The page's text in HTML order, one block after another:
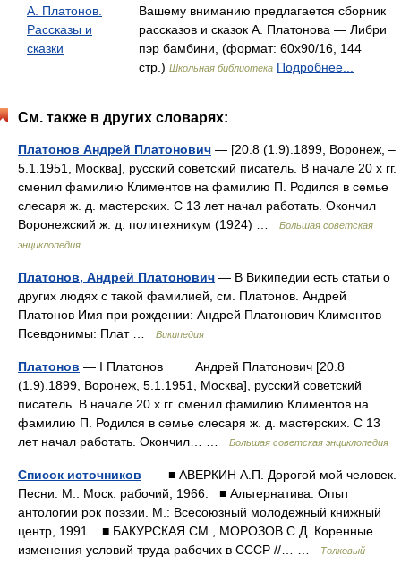
А. Платонов.
Рассказы и
сказки
Вашему вниманию предлагается сборник
рассказов и сказок А. Платонова — Либри
пэр бамбини, (формат: 60x90/16, 144
стр.) Школьная библиотека Подробнее...
См. также в других словарях:
Платонов Андрей Платонович — [20.8 (1.9).1899, Воронеж, ‒
5.1.1951, Москва], русский советский писатель. В начале 20 х гг.
сменил фамилию Климентов на фамилию П. Родился в семье
слесаря ж. д. мастерских. С 13 лет начал работать. Окончил
Воронежский ж. д. политехникум (1924) …
Большая советская
энциклопедия
Платонов, Андрей Платонович — В Википедии есть статьи о
других людях с такой фамилией, см. Платонов. Андрей
Платонов Имя при рождении: Андрей Платонович Климентов
Псевдонимы: Плат …
Википедия
Платонов — I Платонов Андрей Платонович [20.8
(1.9).1899, Воронеж, 5.1.1951, Москва], русский советский
писатель. В начале 20 х гг. сменил фамилию Климентов на
фамилию П. Родился в семье слесаря ж. д. мастерских. С 13
лет начал работать. Окончил… …
Большая советская энциклопедия
Список источников — ■ АВЕРКИН А.П. Дорогой мой человек.
Песни. М.: Моск. рабочий, 1966. ■ Альтернатива. Опыт
антологии рок поэзии. М.: Всесоюзный молодежный книжный
центр, 1991. ■ БАКУРСКАЯ СМ., МОРОЗОВ С.Д. Коренные
изменения условий труда рабочих в СССР //… …
Толковый